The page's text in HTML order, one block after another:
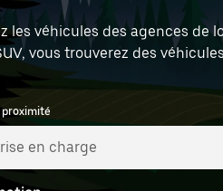
les véhicules des agences de
vous trouverez des
(par exemple :
en charge